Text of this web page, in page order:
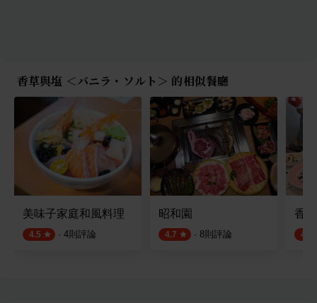
香草與塩 ＜バニラ・ソルト＞ 的相似餐廳
美味子家庭和風料理
4.5 · 4則評論
昭和園
4.7 · 8則評論
香
4.7